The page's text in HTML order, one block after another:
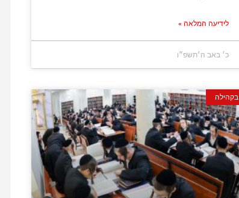
לידיעה המלאה »
כ׳ באב ה׳תשפ״ו
בקהילה